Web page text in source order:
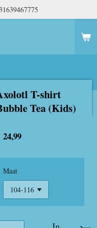
T-shirt
Tea (Kids)
24,99
Maat